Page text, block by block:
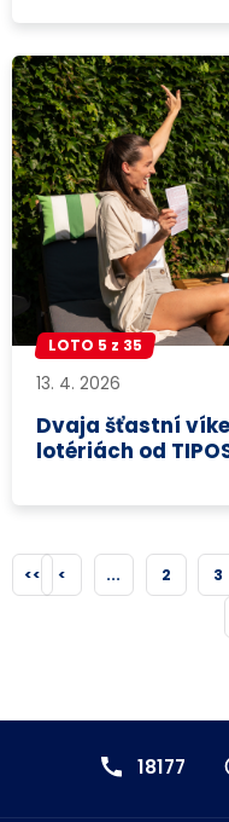
LOTO 5 z 35
13. 4. 2026
Dvaja šťastní
lotériách od
<< < ... 2 3
18177